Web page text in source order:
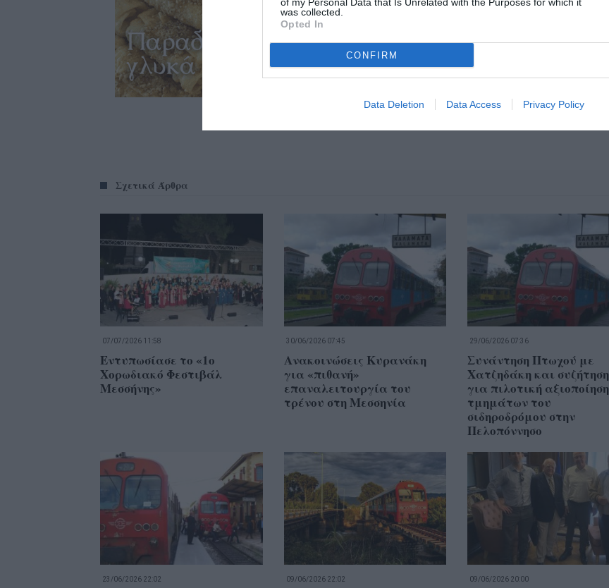
was collected.
Opted In
CONFIRM
Data Deletion Data Access Privacy Policy
Σχετικά Άρθρα
07/07/2026 11:58
Εντυπωσίασε το «1ο
Χορωδιακό Φεστιβάλ
Μεσσήνης»
30/06/2026 07:45
Ανακοινώσεις Κυρανάκη
για «πιθανή»
επαναλειτουργία του
τρένου στη Μεσσηνία
29/06/2026 07:36
Συνάντηση Πτωχού με
Χατζηδάκη και συζήτηση
για πιλοτική αξιοποίηση
τμημάτων του
σιδηροδρόμου στην
Πελοπόννησο
23/06/2026 22:02 09/06/2026 22:02 09/06/2026 20:00